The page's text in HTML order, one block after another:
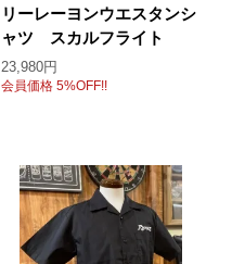
リーレーヨンウエスタンシ
ャツ スカルフライト
23,980円
会員価格 5%OFF!!